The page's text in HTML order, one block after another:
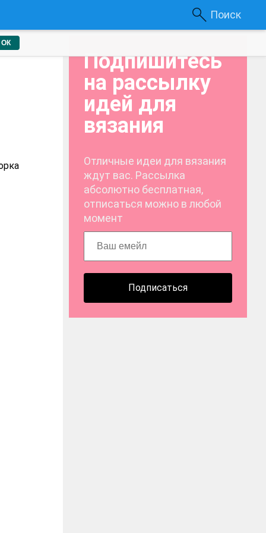
Поиск
Подпишитесь
на рассылку
идей для
вязания
Отличные идеи для вязания
ждут вас. Рассылка
абсолютно бесплатная,
отписаться можно в любой
момент
Подписаться
ОК